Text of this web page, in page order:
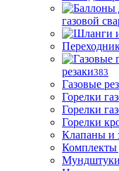
газовой
резаки383
Газовые
Горелки
Горелки
Горелки
Клапаны и
Комплекты
Мундштуки